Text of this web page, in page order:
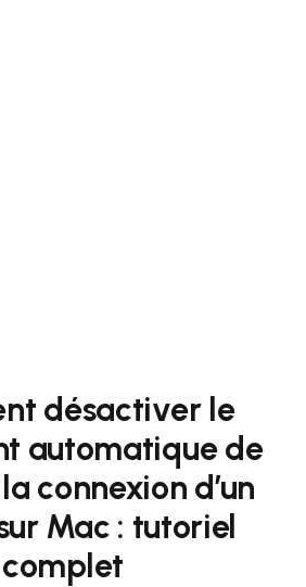
désactiver le
automatique de
connexion d’un
Mac : tutoriel
complet